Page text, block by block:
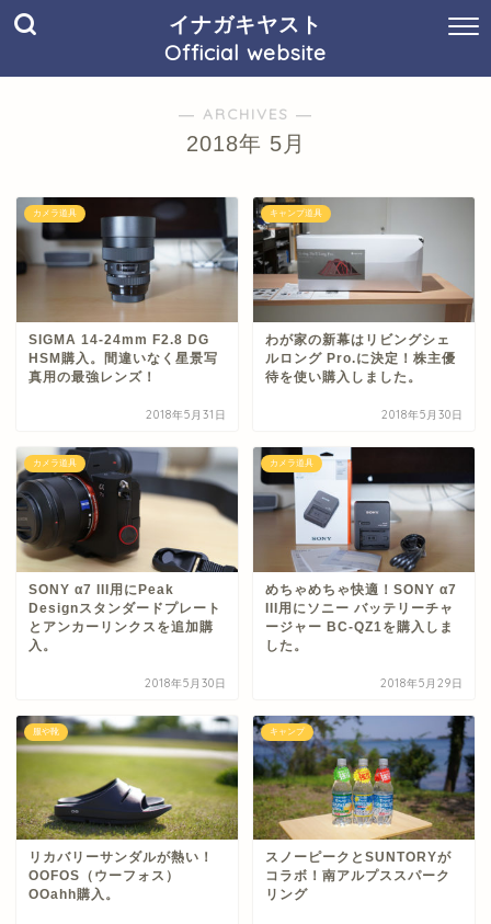
イナガキヤスト
Official website
― ARCHIVES ―
2018年 5月
カメラ道具
SIGMA 14-24mm F2.8 DG
HSM購入。間違いなく星景写
真用の最強レンズ！
2018年5月31日
キャンプ道具
わが家の新幕はリビングシェ
ルロング Pro.に決定！株主優
待を使い購入しました。
2018年5月30日
カメラ道具
SONY α7 III用にPeak
Designスタンダードプレート
とアンカーリンクスを追加購
入。
2018年5月30日
カメラ道具
めちゃめちゃ快適！SONY α7
III用にソニー バッテリーチャ
ージャー BC-QZ1を購入しま
した。
2018年5月29日
服や靴
リカバリーサンダルが熱い！
OOFOS（ウーフォス）
OOahh購入。
キャンプ
スノーピークとSUNTORYが
コラボ！南アルプススパーク
リング